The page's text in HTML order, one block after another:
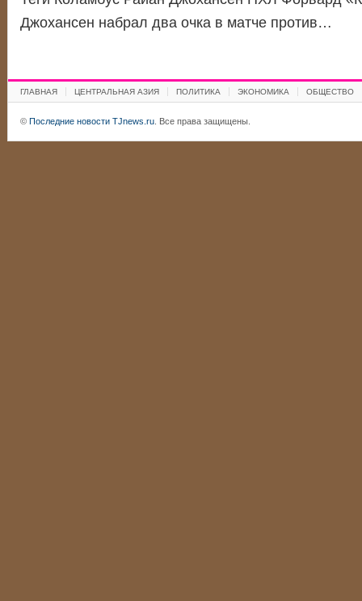
Джохансен набрал два очка в матче против…
ГЛАВНАЯ ЦЕНТРАЛЬНАЯ АЗИЯ ПОЛИТИКА ЭКОНОМИКА ОБЩЕСТВО
© Последние новости TJnews.ru. Все права защищены.